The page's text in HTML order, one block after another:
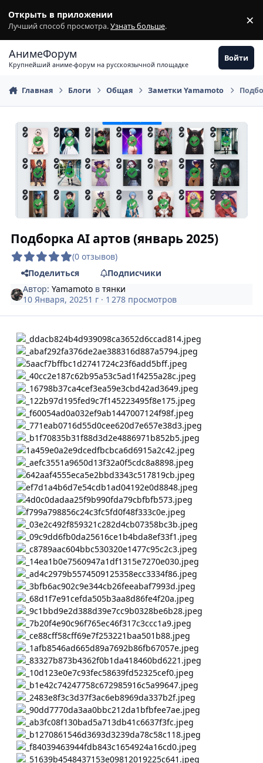
Открыть в приложении
Лучший способ просмотра.Узнать больше. ×
АнимеФорум
Крупнейший аниме-форум на русскоязычной площадке
Войти
Главная Блоги Общая Заметки Yamamoto
Подборка AI артов (январь 2025)
(0 отзывов)
Поделиться
Подписчики
Автор:Yamamoto втянки
10 Января, 20251 г · 1 278 просмотров